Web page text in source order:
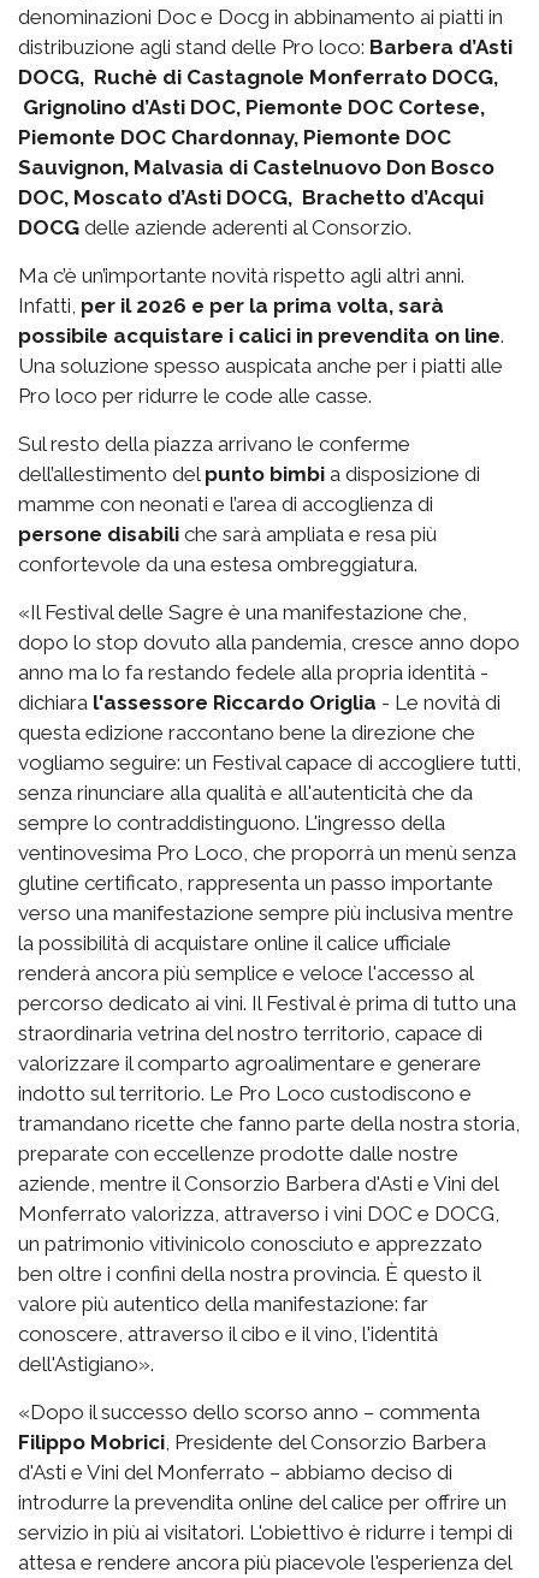
denominazioni Doc e Docg in abbinamento ai piatti in
distribuzione agli stand delle Pro loco: Barbera d’Asti
DOCG, Ruchè di Castagnole Monferrato DOCG,
Grignolino d’Asti DOC, Piemonte DOC Cortese,
Piemonte DOC Chardonnay, Piemonte DOC
Sauvignon, Malvasia di Castelnuovo Don Bosco
DOC, Moscato d’Asti DOCG, Brachetto d’Acqui
DOCG delle aziende aderenti al Consorzio.
Ma c’è un’importante novità rispetto agli altri anni.
Infatti, per il 2026 e per la prima volta, sarà
possibile acquistare i calici in prevendita on line.
Una soluzione spesso auspicata anche per i piatti alle
Pro loco per ridurre le code alle casse.
Sul resto della piazza arrivano le conferme
dell’allestimento del punto bimbi a disposizione di
mamme con neonati e l’area di accoglienza di
persone disabili che sarà ampliata e resa più
confortevole da una estesa ombreggiatura.
«Il Festival delle Sagre è una manifestazione che,
dopo lo stop dovuto alla pandemia, cresce anno dopo
anno ma lo fa restando fedele alla propria identità -
dichiara l'assessore Riccardo Origlia - Le novità di
questa edizione raccontano bene la direzione che
vogliamo seguire: un Festival capace di accogliere tutti,
senza rinunciare alla qualità e all'autenticità che da
sempre lo contraddistinguono. L'ingresso della
ventinovesima Pro Loco, che proporrà un menù senza
glutine certificato, rappresenta un passo importante
verso una manifestazione sempre più inclusiva mentre
la possibilità di acquistare online il calice ufficiale
renderà ancora più semplice e veloce l'accesso al
percorso dedicato ai vini. Il Festival è prima di tutto una
straordinaria vetrina del nostro territorio, capace di
valorizzare il comparto agroalimentare e generare
indotto sul territorio. Le Pro Loco custodiscono e
tramandano ricette che fanno parte della nostra storia,
preparate con eccellenze prodotte dalle nostre
aziende, mentre il Consorzio Barbera d'Asti e Vini del
Monferrato valorizza, attraverso i vini DOC e DOCG,
un patrimonio vitivinicolo conosciuto e apprezzato
ben oltre i confini della nostra provincia. È questo il
valore più autentico della manifestazione: far
conoscere, attraverso il cibo e il vino, l'identità
dell'Astigiano».
«Dopo il successo dello scorso anno – commenta
Filippo Mobrici , Presidente del Consorzio Barbera
d'Asti e Vini del Monferrato – abbiamo deciso di
introdurre la prevendita online del calice per offrire un
servizio in più ai visitatori. L'obiettivo è ridurre i tempi di
attesa e rendere ancora più piacevole l'esperienza del